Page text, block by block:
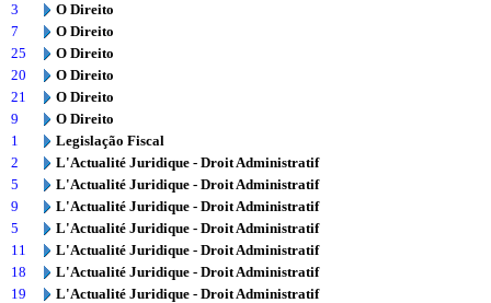
3
O Direito
7
O Direito
25
O Direito
20
O Direito
21
O Direito
9
O Direito
1
Legislação Fiscal
2
L'Actualité Juridique - Droit Administratif
5
L'Actualité Juridique - Droit Administratif
9
L'Actualité Juridique - Droit Administratif
5
L'Actualité Juridique - Droit Administratif
11
L'Actualité Juridique - Droit Administratif
18
L'Actualité Juridique - Droit Administratif
19
L'Actualité Juridique - Droit Administratif